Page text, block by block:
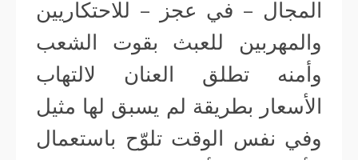
المجال – في عجز – للاحتكاريين
والمهربين للعبث بقوت الشعب
وأمنه تطلق العنان لالتهاب
الأسعار بطريقة لم يسبق لها مثيل
وفي نفس الوقت تلوّح باستعمال